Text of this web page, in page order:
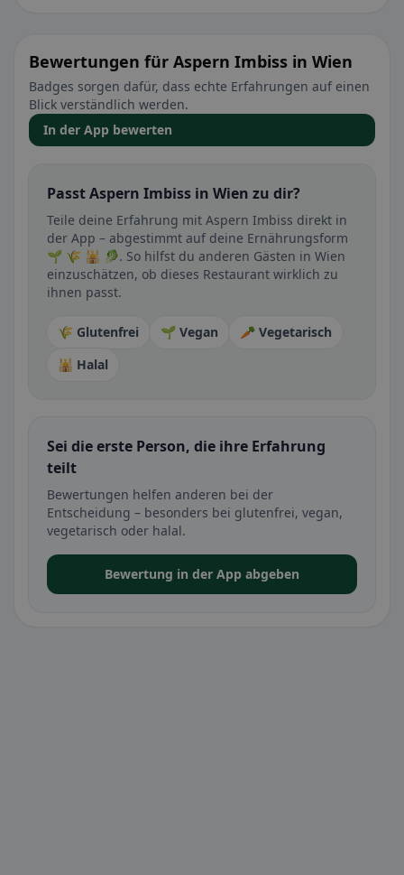
Bewertungen für Aspern Imbiss in Wien
Badges sorgen dafür, dass echte Erfahrungen auf einen
Blick verständlich werden.
In der App bewerten
Passt Aspern Imbiss in Wien zu dir?
Teile deine Erfahrung mit Aspern Imbiss direkt in
der App – abgestimmt auf deine Ernährungsform
🌱 🌾 🕌 🥬. So hilfst du anderen Gästen in Wien
einzuschätzen, ob dieses Restaurant wirklich zu
ihnen passt.
🌾 Glutenfrei 🌱 Vegan
🥕 Vegetarisch
🕌 Halal
Sei die erste Person, die ihre Erfahrung
teilt
Bewertungen helfen anderen bei der
Entscheidung – besonders bei glutenfrei, vegan,
vegetarisch oder halal.
Bewertung in der App abgeben